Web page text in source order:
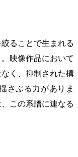
ることで生まれる
映像作品において
く、抑制された構
さぶる力がありま
この系譜に連なる